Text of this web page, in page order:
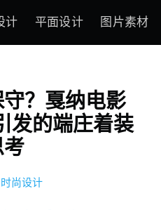
计 平面设计 图片素材
？戛纳电影
发的端庄着装
时尚设计